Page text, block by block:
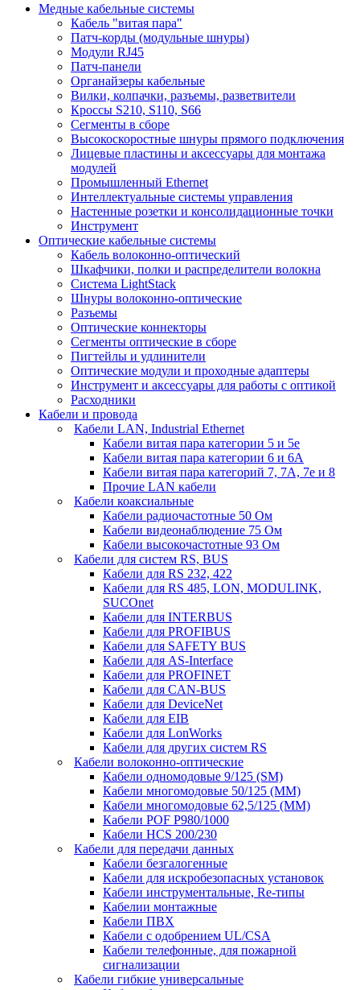
Медные кабельные системы
Кабель "витая пара"
Патч-корды (модульные шнуры)
Модули RJ45
Патч-панели
Органайзеры кабельные
Вилки, колпачки, разъемы, разветвители
Кроссы S210, S110, S66
Сегменты в сборе
Высокоскоростные шнуры прямого подключения
Лицевые пластины и аксессуары для монтажа
модулей
Промышленный Ethernet
Интеллектуальные системы управления
Настенные розетки и консолидационные точки
Инструмент
Оптические кабельные системы
Кабель волоконно-оптический
Шкафчики, полки и распределители волокна
Система LightStack
Шнуры волоконно-оптические
Разъемы
Оптические коннекторы
Сегменты оптические в сборе
Пигтейлы и удлинители
Оптические модули и проходные адаптеры
Инструмент и аксессуары для работы с оптикой
Расходники
Кабели и провода
Кабели LAN, Industrial Ethernet
Кабели витая пара категории 5 и 5е
Кабели витая пара категории 6 и 6A
Кабели витая пара категорий 7, 7А, 7е и 8
Прочие LAN кабели
Кабели коаксиальные
Кабели радиочастотные 50 Ом
Кабели видеонаблюдение 75 Ом
Кабели высокочастотные 93 Ом
Кабели для систем RS, BUS
Кабели для RS 232, 422
Кабели для RS 485, LON, MODULINK,
SUCOnet
Кабели для INTERBUS
Кабели для PROFIBUS
Кабели для SAFETY BUS
Кабели для AS-Interface
Кабели для PROFINET
Кабели для CAN-BUS
Кабели для DeviceNet
Кабели для EIB
Кабели для LonWorks
Кабели для других систем RS
Кабели волоконно-оптические
Кабели одномодовые 9/125 (SM)
Кабели многомодовые 50/125 (ММ)
Кабели многомодовые 62,5/125 (ММ)
Кабели POF P980/1000
Кабели HCS 200/230
Кабели для передачи данных
Кабели безгалогенные
Кабели для искробезопасных установок
Кабели инструментальные, Re-типы
Кабелии монтажные
Кабели ПВХ
Кабели с одобрением UL/CSA
Кабели телефонные, для пожарной
сигнализации
Кабели гибкие универсальные